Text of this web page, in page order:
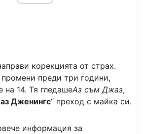
корекцията от страх.
преди три години,
на 14. Тя гледашеАз съм Джаз,
Дженингс“ преход с майка си.
информация за